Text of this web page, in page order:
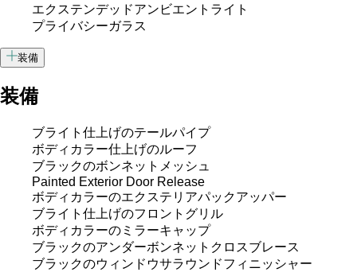
エクステンデッドアンビエントライト
プライバシーガラス
装備
装備
ブライト仕上げのテールパイプ
ボディカラー仕上げのルーフ
ブラックのボンネットメッシュ
Painted Exterior Door Release
ボディカラーのエクステリアパックアッパー
ブライト仕上げのフロントグリル
ボディカラーのミラーキャップ
ブラックのアンダーボンネットクロスブレース
ブラックのウィンドウサラウンドフィニッシャー